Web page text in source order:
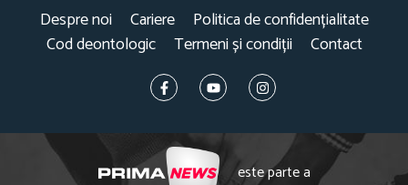
Despre noi Cariere
Politica de confidențialitate
Cod deontologic
Termeni și condiții Contact
este parte a